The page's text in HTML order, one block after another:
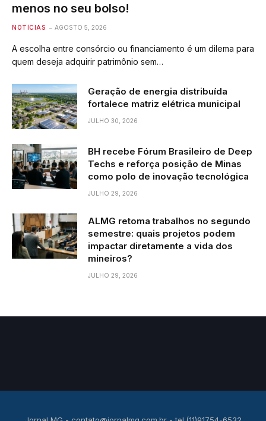
menos no seu bolso!
NOTÍCIAS AGOSTO 5, 2026
A escolha entre consórcio ou financiamento é um dilema para
quem deseja adquirir patrimônio sem…
Geração de energia distribuída
fortalece matriz elétrica municipal
JULHO 30, 2026
BH recebe Fórum Brasileiro de Deep
Techs e reforça posição de Minas
como polo de inovação tecnológica
JULHO 29, 2026
ALMG retoma trabalhos no segundo
semestre: quais projetos podem
impactar diretamente a vida dos
mineiros?
JULHO 29, 2026